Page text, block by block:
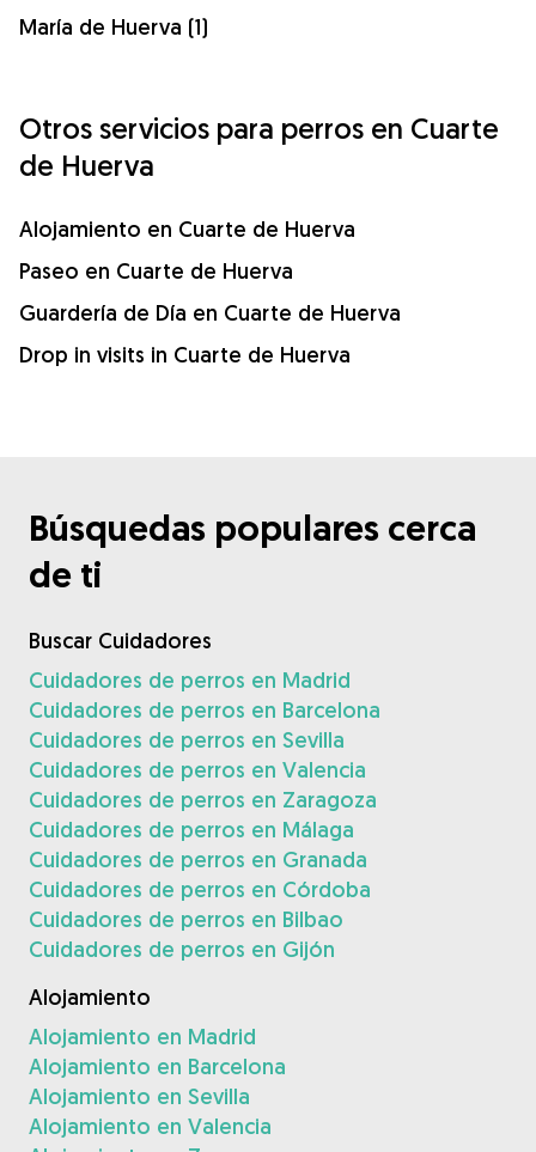
María de Huerva (1)
Otros servicios para perros en Cuarte
de Huerva
Alojamiento en Cuarte de Huerva
Paseo en Cuarte de Huerva
Guardería de Día en Cuarte de Huerva
Drop in visits in Cuarte de Huerva
Búsquedas populares cerca
de ti
Buscar Cuidadores
Cuidadores de perros en Madrid
Cuidadores de perros en Barcelona
Cuidadores de perros en Sevilla
Cuidadores de perros en Valencia
Cuidadores de perros en Zaragoza
Cuidadores de perros en Málaga
Cuidadores de perros en Granada
Cuidadores de perros en Córdoba
Cuidadores de perros en Bilbao
Cuidadores de perros en Gijón
Alojamiento
Alojamiento en Madrid
Alojamiento en Barcelona
Alojamiento en Sevilla
Alojamiento en Valencia